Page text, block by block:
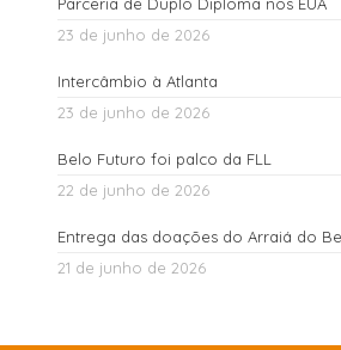
Parceria de Duplo Diploma nos EUA
23 de junho de 2026
Intercâmbio à Atlanta
23 de junho de 2026
Belo Futuro foi palco da FLL
22 de junho de 2026
Entrega das doações do Arraiá do
21 de junho de 2026